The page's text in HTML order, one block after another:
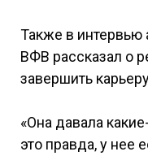
Также в интервью
ВФВ рассказал о
завершить
«Она давала
это правда, у нее